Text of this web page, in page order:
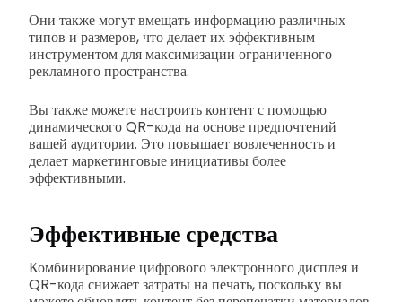
Они также могут вмещать информацию различных
типов и размеров, что делает их эффективным
инструментом для максимизации ограниченного
рекламного пространства.
Вы также можете настроить контент с помощью
динамического QR-кода на основе предпочтений
вашей аудитории. Это повышает вовлеченность и
делает маркетинговые инициативы более
эффективными.
Эффективные средства
Комбинирование цифрового электронного дисплея и
QR-кода снижает затраты на печать, поскольку вы